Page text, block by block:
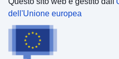
dell'Unione europea